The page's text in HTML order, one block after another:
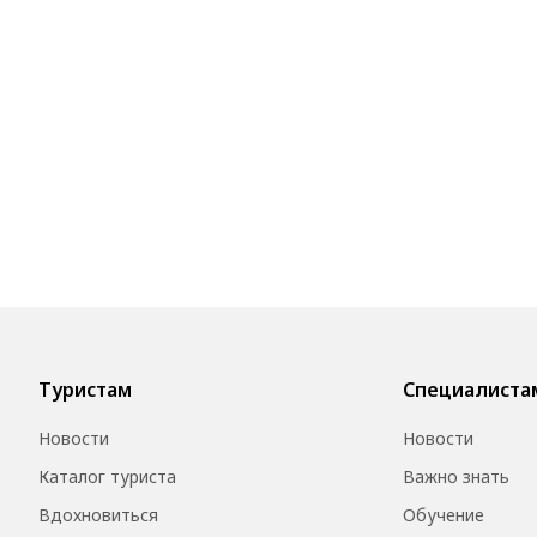
Туристам
Новости
Каталог туриста
Вдохновиться
Новости
Важно знать
Обучение